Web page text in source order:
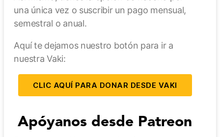
una única vez o suscribir un pago mensual,
semestral o anual.
Aquí te dejamos nuestro botón para ir a
nuestra Vaki:
CLIC AQUÍ PARA DONAR DESDE VAKI
Apóyanos desde Patreon